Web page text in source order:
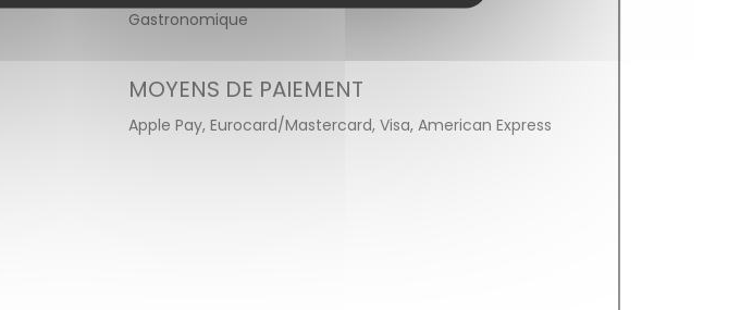
Gastronomique
MOYENS DE PAIEMENT
Apple Pay, Eurocard/Mastercard, Visa, American Express